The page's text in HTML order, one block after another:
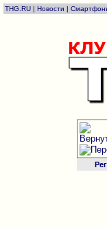
THG.RU | Новости |